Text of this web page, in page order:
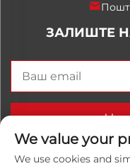
ЗАЛИШТЕ
We value your
We use cookies and